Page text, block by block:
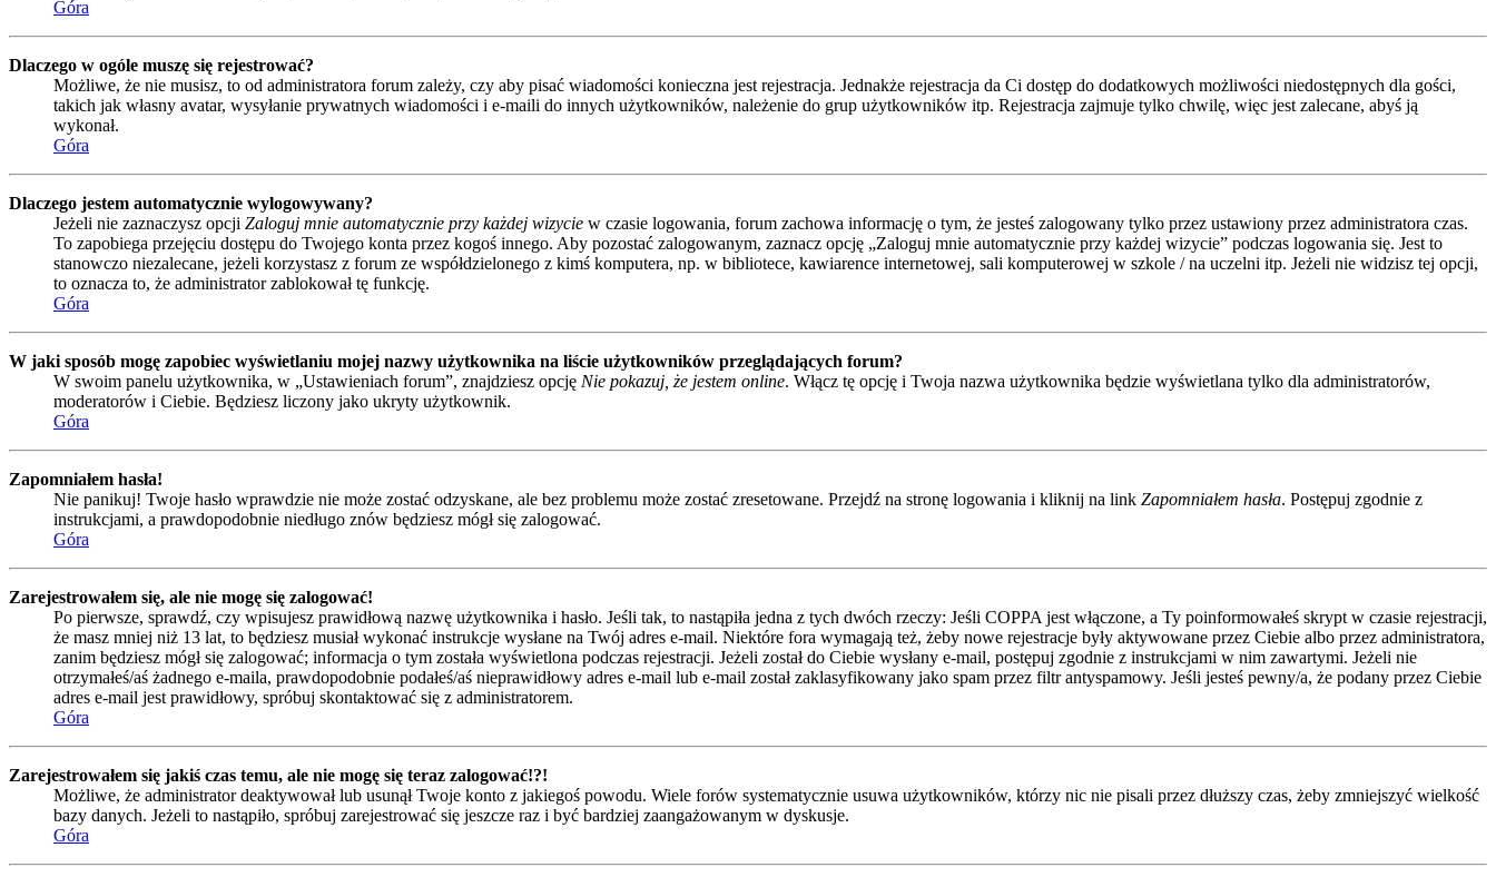
Góra
Dlaczego w ogóle muszę się rejestrować?
Możliwe, że nie musisz, to od administratora forum zależy, czy aby pisać wiadomości konieczna jest rejestracja. Jednakże rejestracja da Ci dostęp do dodatkowych możliwości niedostępnych dla gości,
takich jak własny avatar, wysyłanie prywatnych wiadomości i e-maili do innych użytkowników, należenie do grup użytkowników itp. Rejestracja zajmuje tylko chwilę, więc jest zalecane, abyś ją
wykonał.
Góra
Dlaczego jestem automatycznie wylogowywany?
Jeżeli nie zaznaczysz opcji Zaloguj mnie automatycznie przy każdej wizycie w czasie logowania, forum zachowa informację o tym, że jesteś zalogowany tylko przez ustawiony przez administratora czas.
To zapobiega przejęciu dostępu do Twojego konta przez kogoś innego. Aby pozostać zalogowanym, zaznacz opcję „Zaloguj mnie automatycznie przy każdej wizycie” podczas logowania się. Jest to
stanowczo niezalecane, jeżeli korzystasz z forum ze współdzielonego z kimś komputera, np. w bibliotece, kawiarence internetowej, sali komputerowej w szkole / na uczelni itp. Jeżeli nie widzisz tej opcji,
to oznacza to, że administrator zablokował tę funkcję.
Góra
W jaki sposób mogę zapobiec wyświetlaniu mojej nazwy użytkownika na liście użytkowników przeglądających forum?
W swoim panelu użytkownika, w „Ustawieniach forum”, znajdziesz opcję Nie pokazuj, że jestem online. Włącz tę opcję i Twoja nazwa użytkownika będzie wyświetlana tylko dla administratorów,
moderatorów i Ciebie. Będziesz liczony jako ukryty użytkownik.
Góra
Zapomniałem hasła!
Nie panikuj! Twoje hasło wprawdzie nie może zostać odzyskane, ale bez problemu może zostać zresetowane. Przejdź na stronę logowania i kliknij na link Zapomniałem hasła. Postępuj zgodnie z
instrukcjami, a prawdopodobnie niedługo znów będziesz mógł się zalogować.
Góra
Zarejestrowałem się, ale nie mogę się zalogować!
Po pierwsze, sprawdź, czy wpisujesz prawidłową nazwę użytkownika i hasło. Jeśli tak, to nastąpiła jedna z tych dwóch rzeczy: Jeśli COPPA jest włączone, a Ty poinformowałeś skrypt w czasie rejestracji,
że masz mniej niż 13 lat, to będziesz musiał wykonać instrukcje wysłane na Twój adres e-mail. Niektóre fora wymagają też, żeby nowe rejestracje były aktywowane przez Ciebie albo przez administratora,
zanim będziesz mógł się zalogować; informacja o tym została wyświetlona podczas rejestracji. Jeżeli został do Ciebie wysłany e-mail, postępuj zgodnie z instrukcjami w nim zawartymi. Jeżeli nie
otrzymałeś/aś żadnego e-maila, prawdopodobnie podałeś/aś nieprawidłowy adres e-mail lub e-mail został zaklasyfikowany jako spam przez filtr antyspamowy. Jeśli jesteś pewny/a, że podany przez Ciebie
adres e-mail jest prawidłowy, spróbuj skontaktować się z administratorem.
Góra
Zarejestrowałem się jakiś czas temu, ale nie mogę się teraz zalogować!?!
Możliwe, że administrator deaktywował lub usunął Twoje konto z jakiegoś powodu. Wiele forów systematycznie usuwa użytkowników, którzy nic nie pisali przez dłuższy czas, żeby zmniejszyć wielkość
bazy danych. Jeżeli to nastąpiło, spróbuj zarejestrować się jeszcze raz i być bardziej zaangażowanym w dyskusje.
Góra